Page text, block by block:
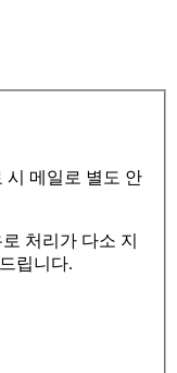
시 메일로 별도 안
처리가 다소 지
립니다.